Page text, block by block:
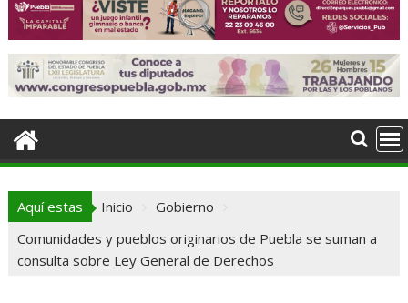
Aquí estas Inicio
Gobierno
Comunidades y pueblos originarios de Puebla se suman a
consulta sobre Ley General de Derechos